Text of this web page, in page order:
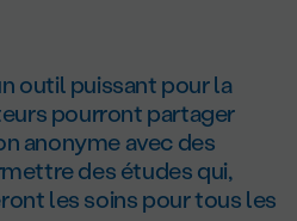
outil puissant pour la
pourront partager
anonyme avec des
des études qui,
les soins pour tous les